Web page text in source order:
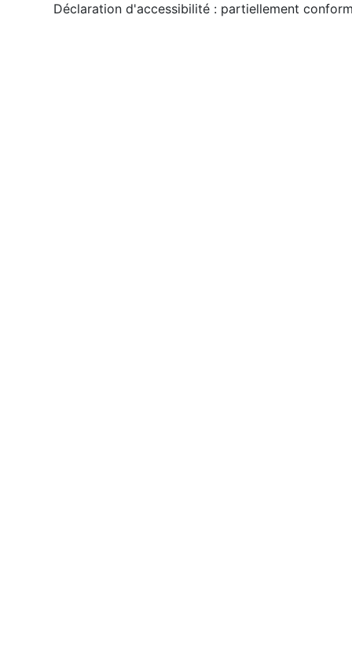
Déclaration d'accessibilité : partiellement